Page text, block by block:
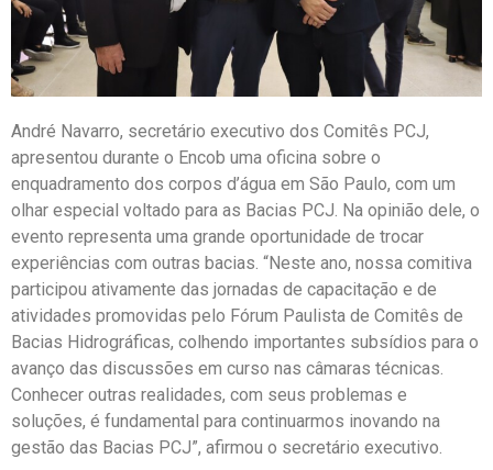
André Navarro, secretário executivo dos Comitês PCJ,
apresentou durante o Encob uma oficina sobre o
enquadramento dos corpos d’água em São Paulo, com um
olhar especial voltado para as Bacias PCJ. Na opinião dele, o
evento representa uma grande oportunidade de trocar
experiências com outras bacias. “Neste ano, nossa comitiva
participou ativamente das jornadas de capacitação e de
atividades promovidas pelo Fórum Paulista de Comitês de
Bacias Hidrográficas, colhendo importantes subsídios para o
avanço das discussões em curso nas câmaras técnicas.
Conhecer outras realidades, com seus problemas e
soluções, é fundamental para continuarmos inovando na
gestão das Bacias PCJ”, afirmou o secretário executivo.